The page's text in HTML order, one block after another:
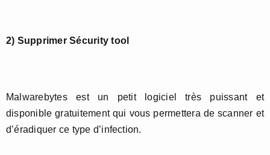
2) Supprimer Sécurity tool
Malwarebytes est un petit logiciel très puissant et
disponible gratuitement qui vous permettera de scanner et
d’éradiquer ce type d’infection.